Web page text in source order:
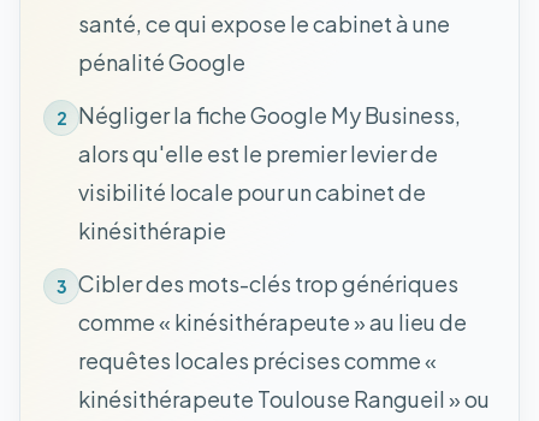
santé, ce qui expose le cabinet à une
pénalité Google
2 Négliger la fiche Google My Business,
alors qu'elle est le premier levier de
visibilité locale pour un cabinet de
kinésithérapie
3 Cibler des mots-clés trop génériques
comme « kinésithérapeute » au lieu de
requêtes locales précises comme «
kinésithérapeute Toulouse Rangueil » ou